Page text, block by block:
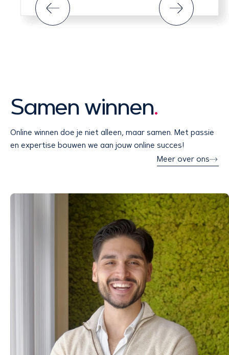
Samen winnen.
Online winnen doe je niet alleen, maar samen. Met passie
en expertise bouwen we aan jouw online succes!
Meer over ons